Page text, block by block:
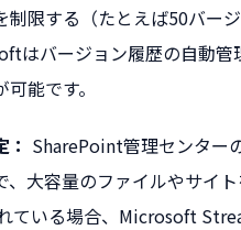
限する（たとえば50バー
はバージョン履歴の自動
能です。
SharePoint管理センター
、大容量のファイルやサイ
ている場合、Microsoft